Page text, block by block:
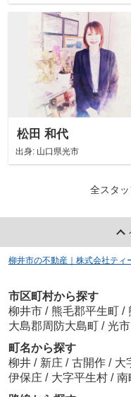
松田 和代
出身: 山口県光市
全スタッ
柳井市の不動産｜株式会社ティ
市区町村から探す
柳井市 / 熊毛郡平生町 /
大島郡周防大島町 / 光市
町名から探す
柳井 / 新庄 / 古開作 / 大
伊保庄 / 大字平生村 / 南